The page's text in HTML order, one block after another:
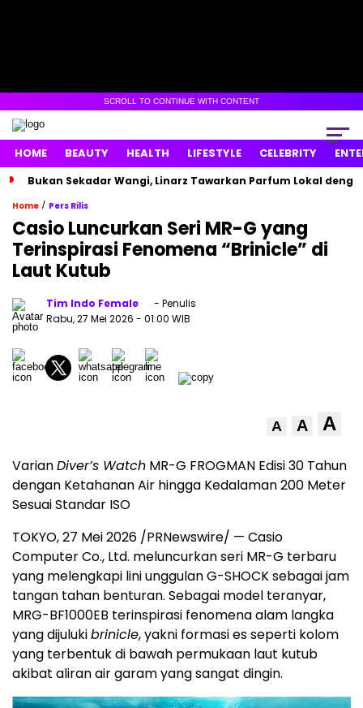
SCROLL TO CONTINUE WITH CONTENT
HOME BEAUTY HEALTH LIFESTYLE CELEBRITY
Bukan Sekadar Wangi, Linarz Tawarkan Parfum Lokal
Home / Pers Rilis
Casio Luncurkan Seri MR-G yang
Terinspirasi Fenomena “Brinicle” di
Laut Kutub
Tim Indo Female
- Penulis
Rabu, 27 Mei 2026 - 01:00 WIB
A A A
VarianDiver’s Watch MR-G FROGMAN Edisi 30 Tahun
dengan Ketahanan Air hingga Kedalaman 200 Meter
Sesuai Standar ISO
TOKYO, 27 Mei 2026 /PRNewswire/ — Casio
Computer Co., Ltd. meluncurkan seri MR-G terbaru
yang melengkapi lini unggulan G-SHOCK sebagai jam
tangan tahan benturan. Sebagai model teranyar,
MRG-BF1000EB terinspirasi fenomena alam langka
yang dijulukibrinicle, yakni formasi es seperti kolom
yang terbentuk di bawah permukaan laut kutub
akibat aliran air garam yang sangat dingin.